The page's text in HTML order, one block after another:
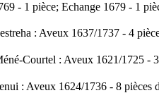
- 1 pièce; Echange 1679 - 1
: Aveux 1637/1737 - 4
Courtel : Aveux 1621/1725 -
: Aveux 1624/1736 - 8 pièces